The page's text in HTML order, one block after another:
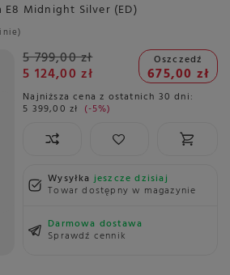
E8 Midnight Silver (ED)
5 799,00 zł
5 124,00 zł
Oszczedź
675,00 zł
Najniższa cena z ostatnich 30 dni:
5 399,00 zł -5%
Wysyłkajeszcze dzisiaj
Towar dostępny w magazynie
Darmowa dostawa
Sprawdź cennik